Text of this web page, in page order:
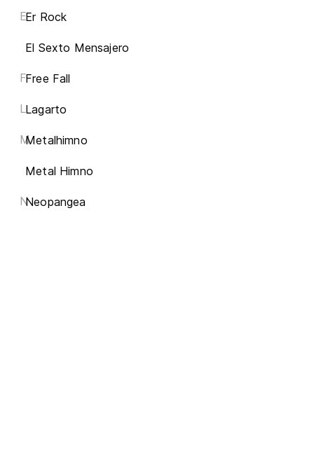
EEr Rock
El Sexto Mensajero
FFree Fall
LLagarto
MMetalhimno
Metal Himno
NNeopangea